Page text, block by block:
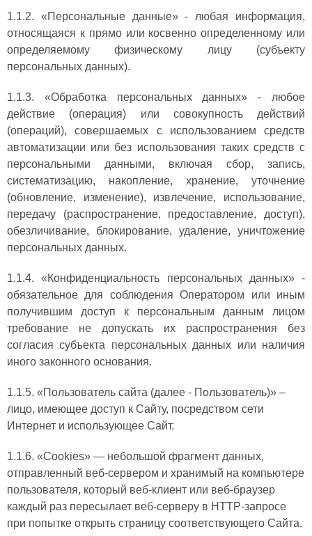
1.1.2. «Персональные данные» - любая информация,
относящаяся к прямо или косвенно определенному или
определяемому физическому лицу (субъекту
персональных данных).
1.1.3. «Обработка персональных данных» - любое
действие (операция) или совокупность действий
(операций), совершаемых с использованием средств
автоматизации или без использования таких средств с
персональными данными, включая сбор, запись,
систематизацию, накопление, хранение, уточнение
(обновление, изменение), извлечение, использование,
передачу (распространение, предоставление, доступ),
обезличивание, блокирование, удаление, уничтожение
персональных данных.
1.1.4. «Конфиденциальность персональных данных» -
обязательное для соблюдения Оператором или иным
получившим доступ к персональным данным лицом
требование не допускать их распространения без
согласия субъекта персональных данных или наличия
иного законного основания.
1.1.5. «Пользователь сайта (далее ‑ Пользователь)» –
лицо, имеющее доступ к Сайту, посредством сети
Интернет и использующее Сайт.
1.1.6. «Cookies» — небольшой фрагмент данных,
отправленный веб-сервером и хранимый на компьютере
пользователя, который веб-клиент или веб-браузер
каждый раз пересылает веб-серверу в HTTP-запросе
при попытке открыть страницу соответствующего Сайта.